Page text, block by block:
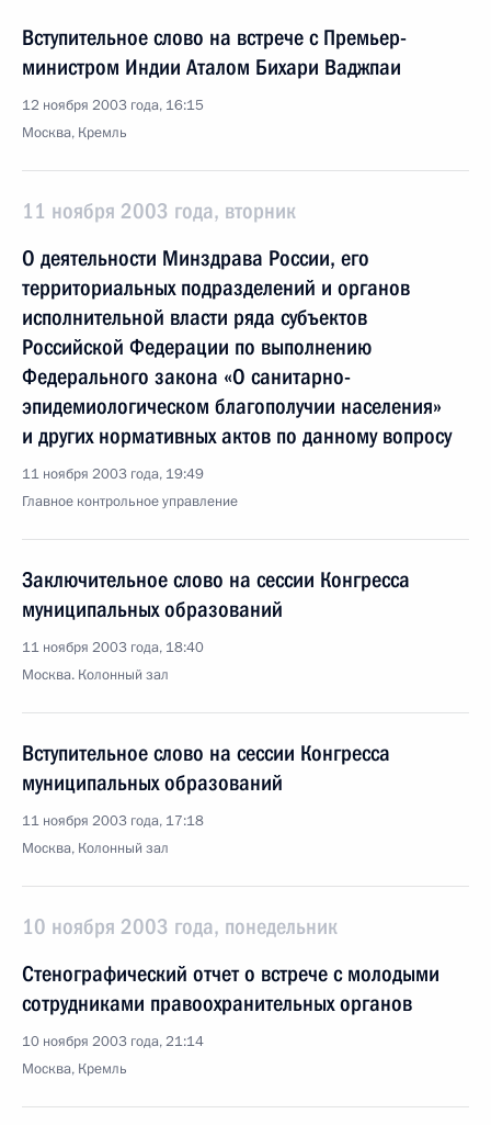
Вступительное слово на встрече с Премьер-
министром Индии Аталом Бихари Ваджпаи
12 ноября 2003 года, 16:15
Москва, Кремль
11 ноября 2003 года, вторник
О деятельности Минздрава России, его
территориальных подразделений и органов
исполнительной власти ряда субъектов
Российской Федерации по выполнению
Федерального закона «О санитарно-
эпидемиологическом благополучии населения»
и других нормативных актов по данному вопросу
11 ноября 2003 года, 19:49
Главное контрольное управление
Заключительное слово на сессии Конгресса
муниципальных образований
11 ноября 2003 года, 18:40
Москва. Колонный зал
Вступительное слово на сессии Конгресса
муниципальных образований
11 ноября 2003 года, 17:18
Москва, Колонный зал
10 ноября 2003 года, понедельник
Стенографический отчет о встрече с молодыми
сотрудниками правоохранительных органов
10 ноября 2003 года, 21:14
Москва, Кремль